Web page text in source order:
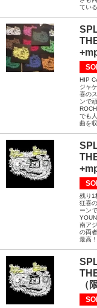
てい
HIP
ジャ
喜の
ンで
でも
曲を
残り1
狂喜
ーン
南ア
の両
最高！
（